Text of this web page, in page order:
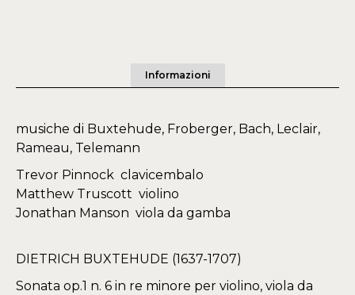
Informazioni
musiche di Buxtehude, Froberger, Bach, Leclair,
Rameau, Telemann
Trevor Pinnock clavicembalo
Matthew Truscott violino
Jonathan Manson viola da gamba
DIETRICH BUXTEHUDE (1637-1707)
Sonata op.1 n. 6 in re minore per violino, viola da